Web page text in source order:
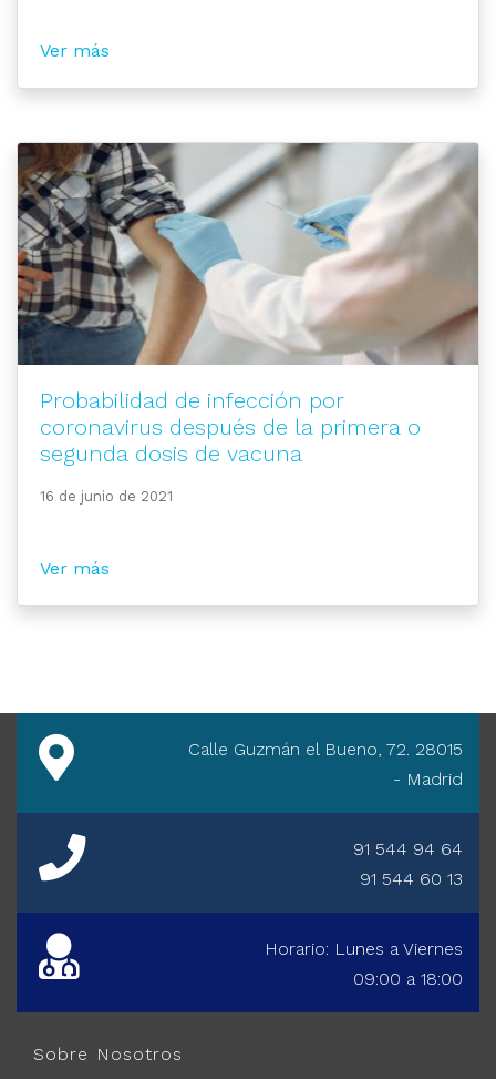
Ver más
Probabilidad de infección por
coronavirus después de la primera o
segunda dosis de vacuna
16 de junio de 2021
Ver más
Calle Guzmán el Bueno, 72. 28015
- Madrid
91 544 94 64
91 544 60 13
Horario: Lunes a Viernes
09:00 a 18:00
Sobre Nosotros